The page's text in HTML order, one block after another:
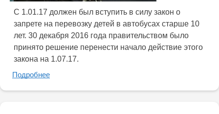
С 1.01.17 должен был вступить в силу закон о
запрете на перевозку детей в автобусах старше 10
лет. 30 декабря 2016 года правительством было
принято решение перенести начало действие этого
закона на 1.07.17.
Подробнее